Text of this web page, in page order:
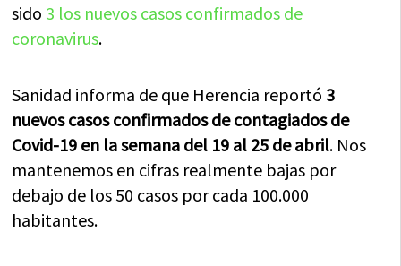
sido 3 los nuevos casos confirmados de
coronavirus.
Sanidad informa de que Herencia reportó 3
nuevos casos confirmados de contagiados de
Covid-19 en la semana del 19 al 25 de abril. Nos
mantenemos en cifras realmente bajas por
debajo de los 50 casos por cada 100.000
habitantes.